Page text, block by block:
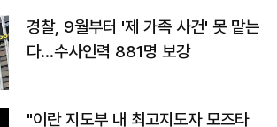
경찰, 9월부터 '제 가족 사건' 못 맡는
다…수사인력 881명 보강
"이란 지도부 내 최고지도자 모즈타